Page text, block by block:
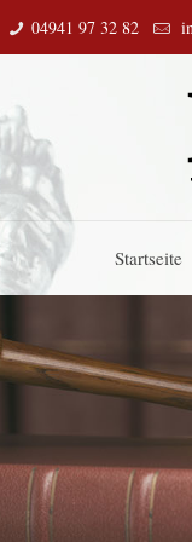
04941 97 32 82
Startseite